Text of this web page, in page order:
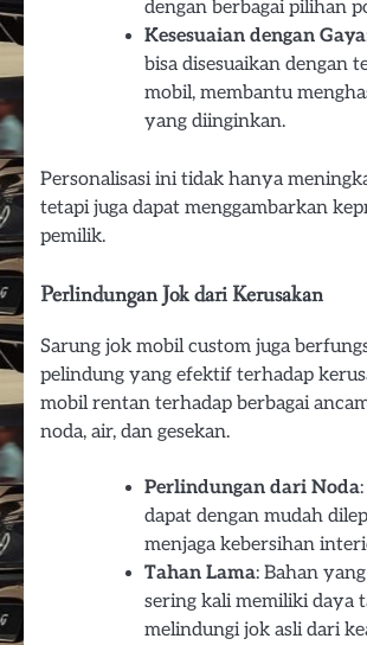
dengan berbagai pilihan
Kesesuaian dengan Gaya
bisa disesuaikan dengan
mobil, membantu
yang diinginkan.
Personalisasi ini tidak hanya
tetapi juga dapat menggambarkan
pemilik.
Perlindungan Jok dari Kerusakan
Sarung jok mobil custom juga
pelindung yang efektif terhadap
mobil rentan terhadap berbagai
noda, air, dan gesekan.
Perlindungan dari Noda
dapat dengan mudah
menjaga kebersihan
Tahan Lama: Bahan
sering kali memiliki daya
melindungi jok asli dari